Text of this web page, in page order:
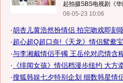
起拍摄SBS电视剧《
08-05-23 10:06
·胡杏儿黄浩然扮情侣 拍完吻戏即刻
·超心超Q超口奈!《天龙》情侣鸳鸯
·与李湘戴情侣手镯 王岳伦对恋情含
· 《绯闻女孩》情侣档漫步纽约 大方
·搜狐韩娱七夕特别企划 细数韩星情